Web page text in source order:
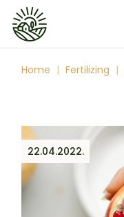
Home Fertilizing
22.04.2022.